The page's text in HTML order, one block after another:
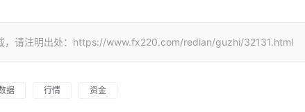
，请注明出处：https://www.fx220.com/redian/guzhi/32131.html
据 行情 资金